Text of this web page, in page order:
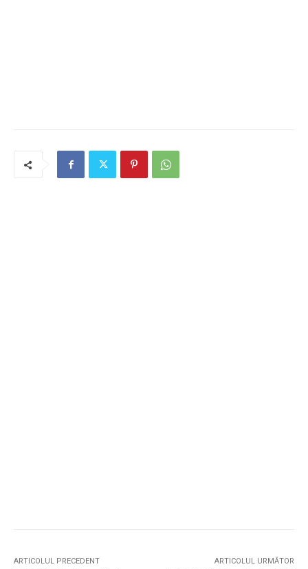
ARTICOLUL PRECEDENT ARTICOLUL URMĂTOR